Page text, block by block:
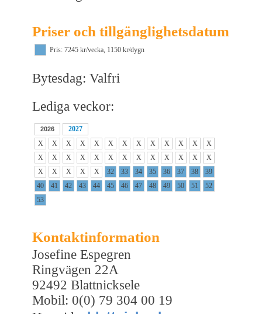
Priser och tillgänglighetsdatum
Pris: 7245 kr/vecka, 1150 kr/dygn
Bytesdag: Valfri
Lediga veckor:
2026
2027
X
X X X X X X X X X X X
X
X
X X X X X X X X X X X
X
X
X X X X 32 33 34 35 36 37 38
39
40
41 42 43 44 45 46 47 48 49 50 51
52
53
Kontaktinformation
Josefine Espegren
Ringvägen 22A
92492 Blattnicksele
Mobil: 0(0) 79 304 00 19